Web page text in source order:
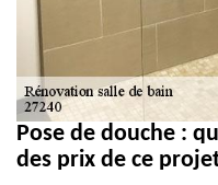
Pose de douche :
des prix de ce